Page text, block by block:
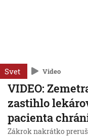
Svet Video
VIDEO:
zastihlo
pacienta
Zákrok nakrátko